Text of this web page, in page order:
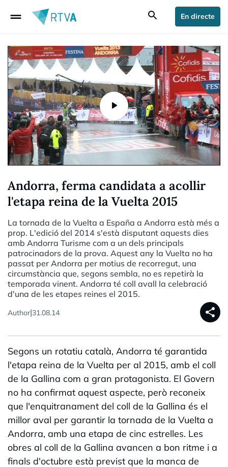
drag_handle search En directe
Andorra, ferma candidata a acollir
l'etapa reina de la Vuelta 2015
La tornada de la Vuelta a España a Andorra està més a
prop. L'edició del 2014 s'està disputant aquests dies
amb Andorra Turisme com a un dels principals
patrocinadors de la prova. Aquest any la Vuelta no ha
passat per Andorra per motius de recorregut, una
circumstància que, segons sembla, no es repetirà la
temporada vinent. Andorra té coll avall la celebració
d'una de les etapes reines el 2015.
Author|31.08.14 share
Segons un rotatiu català, Andorra té garantida
l'etapa reina de la Vuelta per al 2015, amb el coll
de la Gallina com a gran protagonista. El Govern
no ha confirmat aquest aspecte, però reconeix
que l'enquitranament del coll de la Gallina és el
millor aval per garantir la tornada de la Vuelta a
Andorra, amb una etapa de cinc estrelles. Les
obres al coll de la Gallina avancen a bon ritme i a
finals d'octubre està previst que la manca de